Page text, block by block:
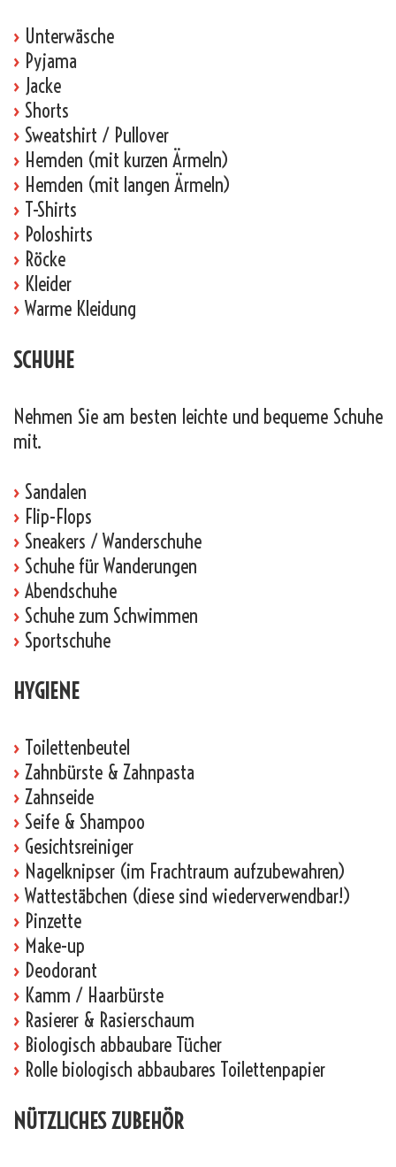
› Unterwäsche
› Pyjama
› Jacke
› Shorts
› Sweatshirt / Pullover
› Hemden (mit kurzen Ärmeln)
› Hemden (mit langen Ärmeln)
› T-Shirts
› Poloshirts
› Röcke
› Kleider
› Warme Kleidung
SCHUHE
Nehmen Sie am besten leichte und bequeme Schuhe
mit.
› Sandalen
› Flip-Flops
› Sneakers / Wanderschuhe
› Schuhe für Wanderungen
› Abendschuhe
› Schuhe zum Schwimmen
› Sportschuhe
HYGIENE
› Toilettenbeutel
› Zahnbürste & Zahnpasta
› Zahnseide
› Seife & Shampoo
› Gesichtsreiniger
› Nagelknipser (im Frachtraum aufzubewahren)
› Wattestäbchen (diese sind wiederverwendbar!)
› Pinzette
› Make-up
› Deodorant
› Kamm / Haarbürste
› Rasierer & Rasierschaum
› Biologisch abbaubare Tücher
› Rolle biologisch abbaubares Toilettenpapier
NÜTZLICHES ZUBEHÖR